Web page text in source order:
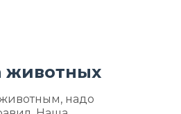
животных
надо